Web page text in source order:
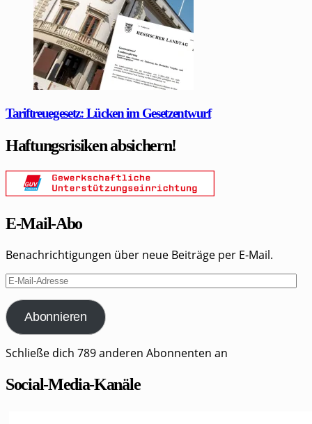
Tariftreuegesetz: Lücken im Gesetzentwurf
Haftungsrisiken absichern!
E-Mail-Abo
Benachrichtigungen über neue Beiträge per E-Mail.
E-
Mail-
Adresse
Abonnieren
Schließe dich 789 anderen Abonnenten an
Social-Media-Kanäle